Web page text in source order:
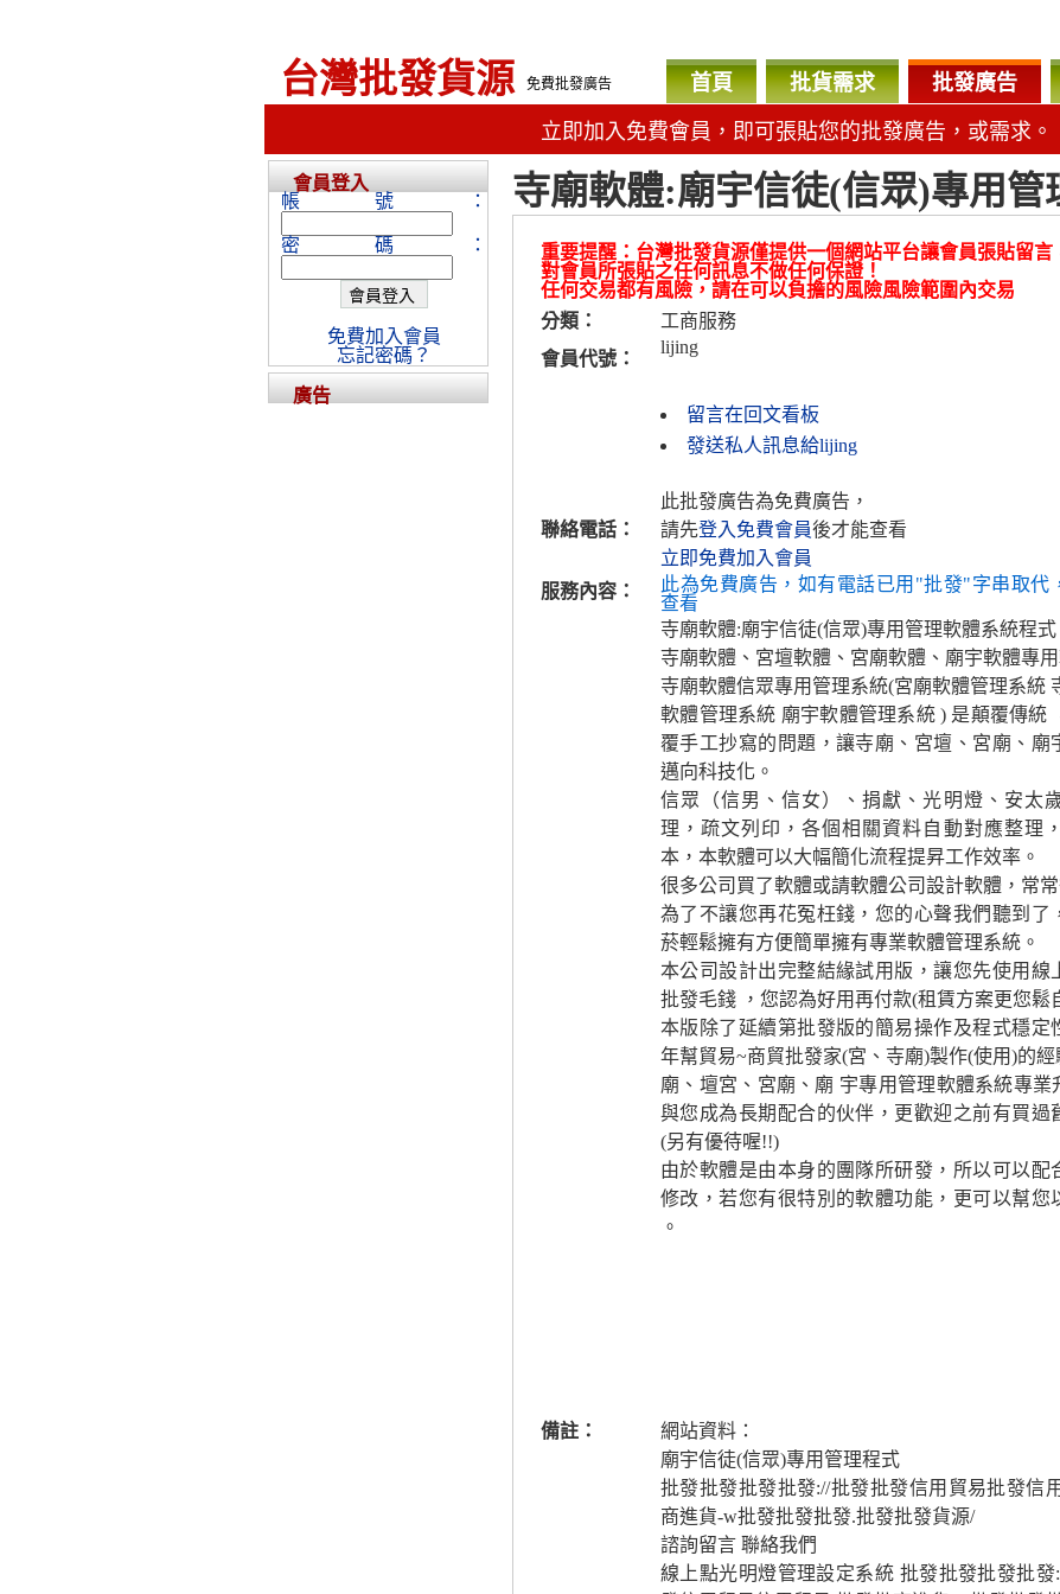
台灣批發貨源 免費批發廣告 首頁 批貨需求 批發廣告
立即加入免費會員，即可張貼您的批發廣告，或需求。
寺廟軟體:廟宇信徒(信眾)專用管
重要提醒：台灣批發貨源僅提供一個網站平台讓會員張貼留言
對會員所張貼之任何訊息不做任何保證！
任何交易都有風險，請在可以負擔的風險風險範圍內交易
分類：
工商服務
會員代號：
lijing
留言在回文看板
發送私人訊息給lijing
聯絡電話：
此批發廣告為免費廣告，
請先登入免費會員後才能查看
立即免費加入會員
服務內容：
此為免費廣告，如有電話已用"批發"字串取代
查看
寺廟軟體:廟宇信徒(信眾)專用管理軟體系統程式
寺廟軟體、宮壇軟體、宮廟軟體、廟宇軟體專
寺廟軟體信眾專用管理系統(宮廟軟體管理系統
軟體管理系統 廟宇軟體管理系統 ) 是顛覆傳統
覆手工抄寫的問題，讓寺廟、宮壇、宮廟、廟
邁向科技化。
信眾（信男、信女）、捐獻、光明燈、安太
理，疏文列印，各個相關資料自動對應整理
本，本軟體可以大幅簡化流程提昇工作效率。
很多公司買了軟體或請軟體公司設計軟體，常常
為了不讓您再花冤枉錢，您的心聲我們聽到了
菸輕鬆擁有方便簡單擁有專業軟體管理系統。
本公司設計出完整結緣試用版，讓您先使用線
批發毛錢 ，您認為好用再付款(租賃方案更您鬆
本版除了延續第批發版的簡易操作及程式穩定
年幫貿易~商貿批發家(宮、寺廟)製作(使用)的
廟、壇宮、宮廟、廟 宇專用管理軟體系統專業
與您成為長期配合的伙伴，更歡迎之前有買過
(另有優待喔!!)
由於軟體是由本身的團隊所研發，所以可以配
修改，若您有很特別的軟體功能，更可以幫您
。
備註：
網站資料：
廟宇信徒(信眾)專用管理程式
批發批發批發批發://批發批發信用貿易批發信
商進貨-w批發批發批發.批發批發貨源/
諮詢留言 聯絡我們
線上點光明燈管理設定系統 批發批發批發批
會員登入
帳號：
密碼：
免費加入會員
忘記密碼？
廣告